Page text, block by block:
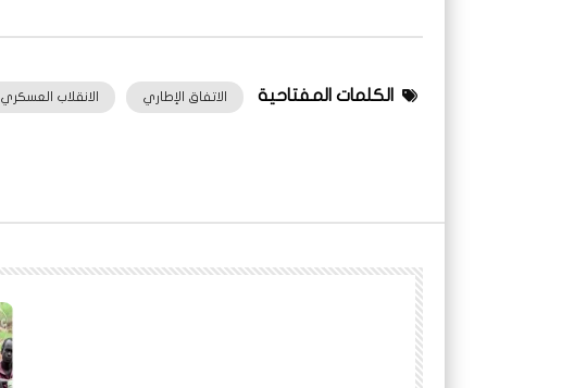
الكلمات المفتاحية الاتفاق الإطاري الانقلاب العسكري